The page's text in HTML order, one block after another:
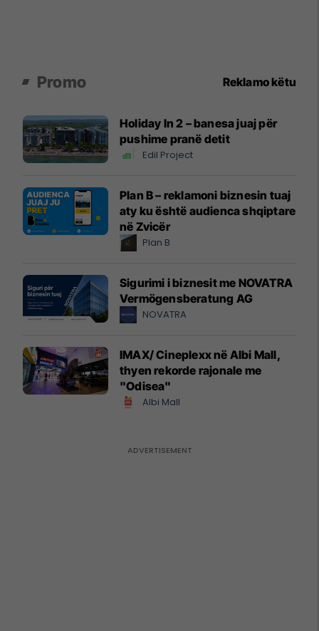
Promo Reklamo këtu
Holiday In 2 – banesa juaj për
pushime pranë detit
Edil Project
Plan B – reklamoni biznesin tuaj
aty ku është audienca shqiptare
në Zvicër
Plan B
Sigurimi i biznesit me NOVATRA
Vermögensberatung AG
NOVATRA
IMAX/ Cineplexx në Albi Mall,
thyen rekorde rajonale me
"Odisea"
Albi Mall